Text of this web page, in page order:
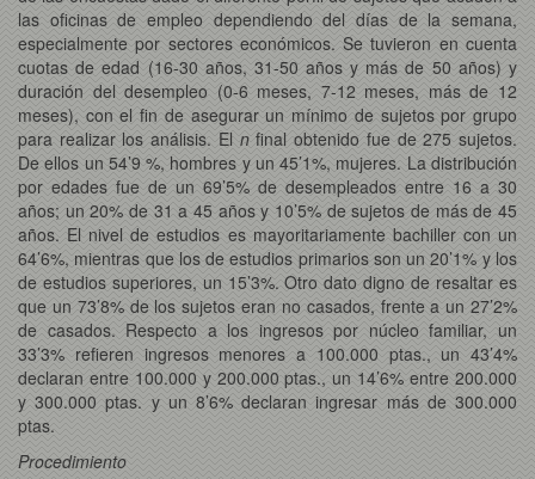
las oficinas de empleo dependiendo del días de la semana,
especialmente por sectores económicos. Se tuvieron en cuenta
cuotas de edad (16-30 años, 31-50 años y más de 50 años) y
duración del desempleo (0-6 meses, 7-12 meses, más de 12
meses), con el fin de asegurar un mínimo de sujetos por grupo
para realizar los análisis. Elnfinal obtenido fue de 275 sujetos.
De ellos un 54’9 %, hombres y un 45’1%, mujeres. La distribución
por edades fue de un 69’5% de desempleados entre 16 a 30
años; un 20% de 31 a 45 años y 10’5% de sujetos de más de 45
años. El nivel de estudios es mayoritariamente bachiller con un
64’6%, mientras que los de estudios primarios son un 20’1% y los
de estudios superiores, un 15’3%. Otro dato digno de resaltar es
que un 73’8% de los sujetos eran no casados, frente a un 27’2%
de casados. Respecto a los ingresos por núcleo familiar, un
33’3% refieren ingresos menores a 100.000 ptas., un 43’4%
declaran entre 100.000 y 200.000 ptas., un 14’6% entre 200.000
y 300.000 ptas. y un 8’6% declaran ingresar más de 300.000
ptas.
Procedimiento